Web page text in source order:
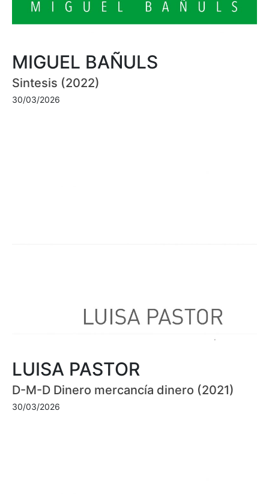
MIGUEL BAÑULS
Sintesis (2022)
30/03/2026
LUISA PASTOR
D-M-D Dinero mercancía dinero (2021)
30/03/2026